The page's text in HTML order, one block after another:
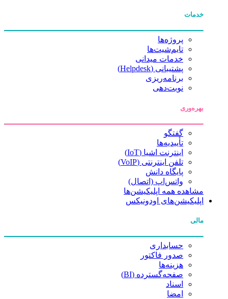
خدمات
پروژه‌ها
تایم‌شیت‌ها
خدمات میدانی
پشتیبانی (Helpdesk)
برنامه‌ریزی
نوبت‌دهی
بهره‌وری
گفتگو
تأییدیه‌ها
اینترنت اشیا (IoT)
تلفن اینترنتی (VoIP)
پایگاه دانش
واتس‌اپ (اتصال)
مشاهده همه اپلیکیشن‌ها
اپلیکیشن‌های اودونیکس
مالی
حسابداری
صدور فاکتور
هزینه‌ها
صفحه‌گسترده (BI)
اسناد
امضا